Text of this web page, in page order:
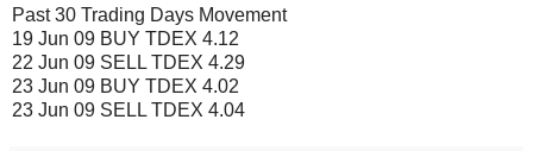
Past 30 Trading Days Movement
19 Jun 09 BUY TDEX 4.12
22 Jun 09 SELL TDEX 4.29
23 Jun 09 BUY TDEX 4.02
23 Jun 09 SELL TDEX 4.04